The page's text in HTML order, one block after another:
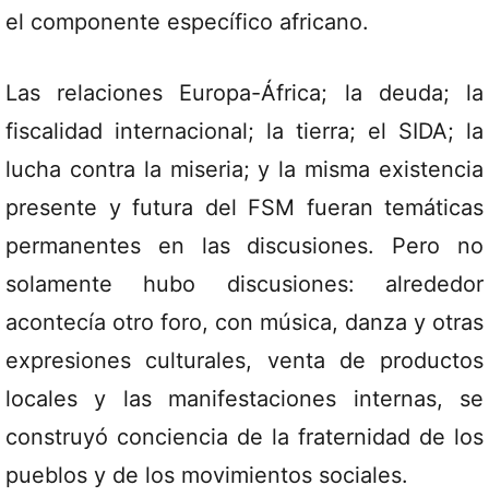
el componente específico africano.
Las relaciones Europa-África; la deuda; la
fiscalidad internacional; la tierra; el SIDA; la
lucha contra la miseria; y la misma existencia
presente y futura del FSM fueran temáticas
permanentes en las discusiones. Pero no
solamente hubo discusiones: alrededor
acontecía otro foro, con música, danza y otras
expresiones culturales, venta de productos
locales y las manifestaciones internas, se
construyó conciencia de la fraternidad de los
pueblos y de los movimientos sociales.